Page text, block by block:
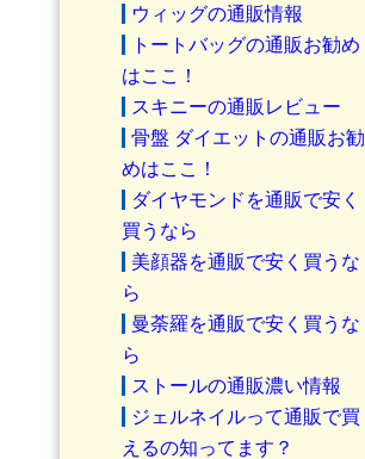
ウィッグの通販情報
トートバッグの通販お勧め
はここ！
スキニーの通販レビュー
骨盤 ダイエットの通販お勧
めはここ！
ダイヤモンドを通販で安く
買うなら
美顔器を通販で安く買うな
ら
曼荼羅を通販で安く買うな
ら
ストールの通販濃い情報
ジェルネイルって通販で買
えるの知ってます？